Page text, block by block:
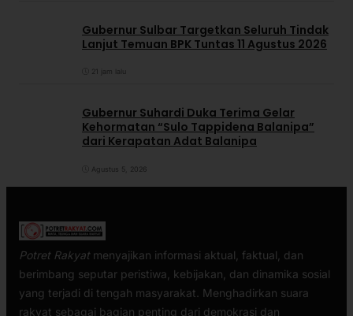
Gubernur Sulbar Targetkan Seluruh Tindak
Lanjut Temuan BPK Tuntas 11 Agustus 2026
21 jam lalu
Gubernur Suhardi Duka Terima Gelar
Kehormatan “Sulo Tappidena Balanipa”
dari Kerapatan Adat Balanipa
Agustus 5, 2026
Potret Rakyatmenyajikan informasi aktual, faktual, dan
berimbang seputar peristiwa, kebijakan, dan dinamika sosial
yang terjadi di tengah masyarakat. Menghadirkan suara
rakyat sebagai bagian penting dari demokrasi dan